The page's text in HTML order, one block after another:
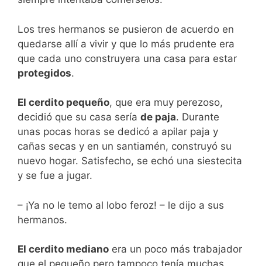
Los tres hermanos se pusieron de acuerdo en
quedarse allí a vivir y que lo más prudente era
que cada uno construyera una casa para estar
protegidos.
El cerdito pequeño, que era muy perezoso,
decidió que su casa sería de paja. Durante
unas pocas horas se dedicó a apilar paja y
cañas secas y en un santiamén, construyó su
nuevo hogar. Satisfecho, se echó una siestecita
y se fue a jugar.
– ¡Ya no le temo al lobo feroz! – le dijo a sus
hermanos.
El cerdito mediano era un poco más trabajador